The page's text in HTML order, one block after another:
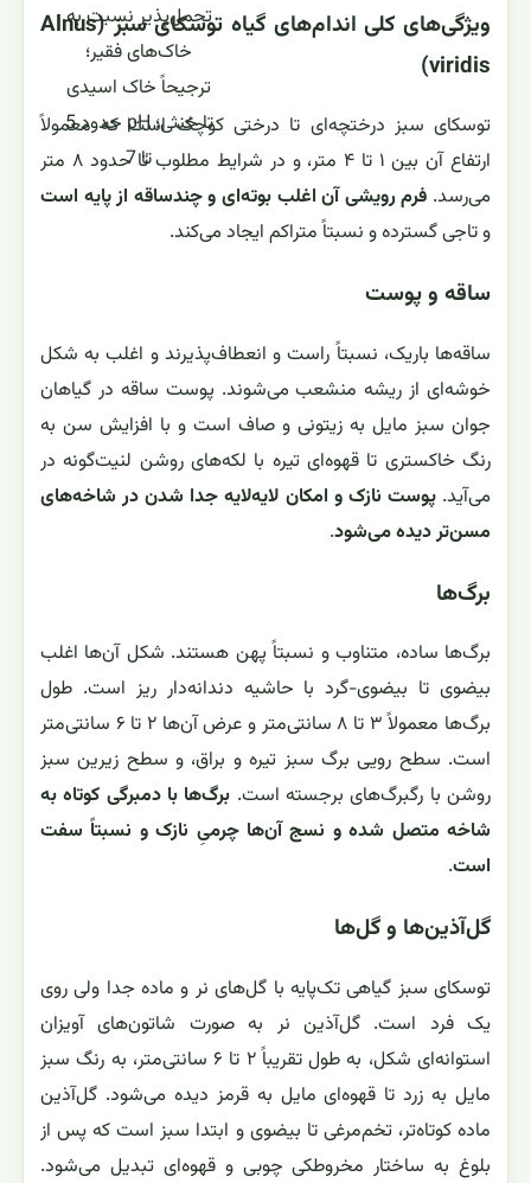
تحمل‌پذیر نسبت به
خاک‌های فقیر؛
ترجیحاً خاک اسیدی
تا خنثی؛ pH حدود 5
تا 7
ویژگی‌های کلی اندام‌های گیاه توسکای سبز (Alnus
viridis)
توسکای سبز درختچه‌ای تا درختی کوچک است که معمولاً
ارتفاع آن بین ۱ تا ۴ متر، و در شرایط مطلوب تا حدود ۸ متر
می‌رسد. فرم رویشی آن اغلب بوته‌ای و چندساقه از پایه است
و تاجی گسترده و نسبتاً متراکم ایجاد می‌کند.
ساقه و پوست
ساقه‌ها باریک، نسبتاً راست و انعطاف‌پذیرند و اغلب به شکل
خوشه‌ای از ریشه منشعب می‌شوند. پوست ساقه در گیاهان
جوان سبز مایل به زیتونی و صاف است و با افزایش سن به
رنگ خاکستری تا قهوه‌ای تیره با لکه‌های روشن لنیت‌گونه در
می‌آید.پوست نازک و امکان لایه‌لایه جدا شدن در شاخه‌های
مسن‌تر دیده می‌شود.
برگ‌ها
برگ‌ها ساده، متناوب و نسبتاً پهن هستند. شکل آن‌ها اغلب
بیضوی تا بیضوی-گرد با حاشیه دندانه‌دار ریز است. طول
برگ‌ها معمولاً ۳ تا ۸ سانتی‌متر و عرض آن‌ها ۲ تا ۶ سانتی‌متر
است. سطح رویی برگ سبز تیره و براق، و سطح زیرین سبز
روشن با رگبرگ‌های برجسته است. برگ‌ها با دمبرگی کوتاه به
شاخه متصل شده و نسج آن‌ها چرمیِ نازک و نسبتاً سفت
است.
گل‌آذین‌ها و گل‌ها
توسکای سبز گیاهی تک‌پایه با گل‌های نر و ماده جدا ولی روی
یک فرد است. گل‌آذین نر به صورت شاتون‌های آویزان
استوانه‌ای شکل، به طول تقریباً ۲ تا ۶ سانتی‌متر، به رنگ سبز
مایل به زرد تا قهوه‌ای مایل به قرمز دیده می‌شود. گل‌آذین
ماده کوتاه‌تر، تخم‌مرغی تا بیضوی و ابتدا سبز است که پس از
بلوغ به ساختار مخروطکی چوبی و قهوه‌ای تبدیل می‌شود.